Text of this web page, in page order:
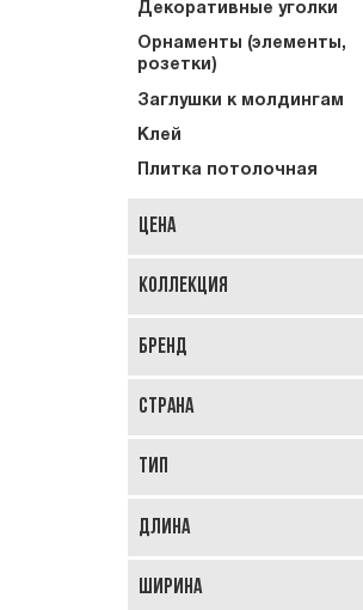
Декоративные уголки
Орнаменты (элементы,
розетки)
Заглушки к молдингам
Клей
Плитка потолочная
Цена
Коллекция
Бренд
Страна
Тип
Длина
Ширина